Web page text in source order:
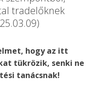
tradelőknek
hogy az itt
tükrözik, senki ne
tanácsnak!